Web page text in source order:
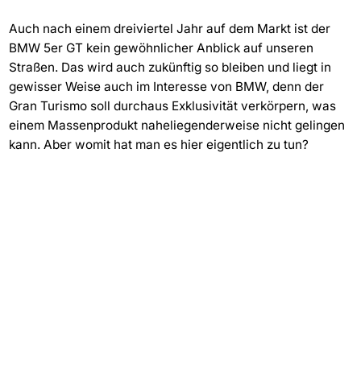
Auch nach einem dreiviertel Jahr auf dem Markt ist der
BMW 5er GT kein gewöhnlicher Anblick auf unseren
Straßen. Das wird auch zukünftig so bleiben und liegt in
gewisser Weise auch im Interesse von BMW, denn der
Gran Turismo soll durchaus Exklusivität verkörpern, was
einem Massenprodukt naheliegenderweise nicht gelingen
kann. Aber womit hat man es hier eigentlich zu tun?